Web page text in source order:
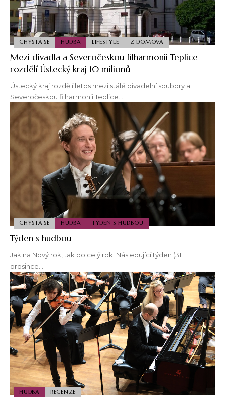
CHYSTÁ SE HUDBA LIFESTYLE Z DOMOVA
Mezi divadla a Severočeskou filharmonii Teplice
rozdělí Ústecký kraj 10 milionů
Ústecký kraj rozdělí letos mezi stálé divadelní soubory a
Severočeskou filharmonii Teplice…
CHYSTÁ SE HUDBA TÝDEN S HUDBOU
Týden s hudbou
Jak na Nový rok, tak po celý rok. Následující týden (31.
prosince…
HUDBA RECENZE